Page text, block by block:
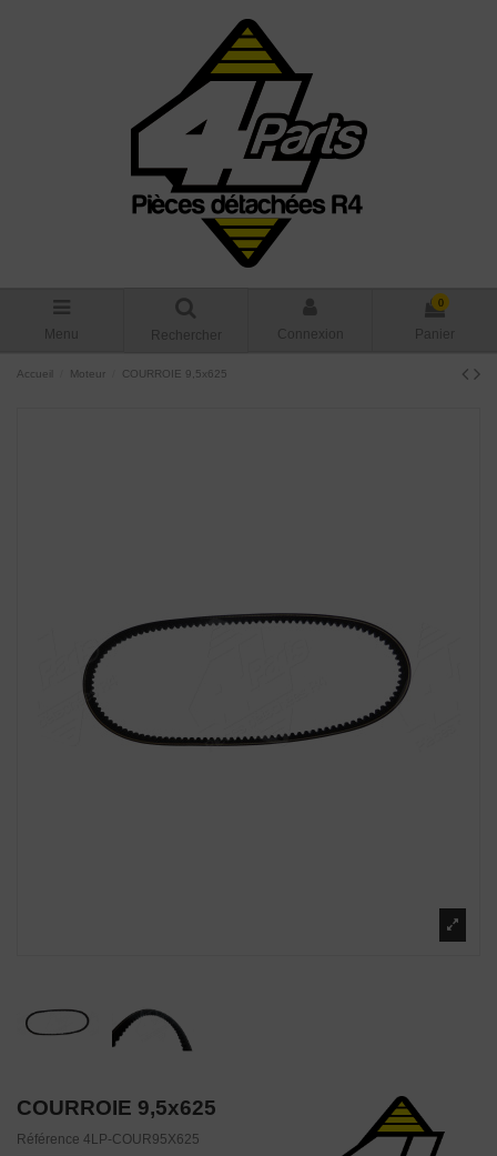
Menu Rechercher Connexion
0
Panier
Accueil Moteur COURROIE 9,5x625
COURROIE 9,5x625
Référence 4LP-COUR95X625